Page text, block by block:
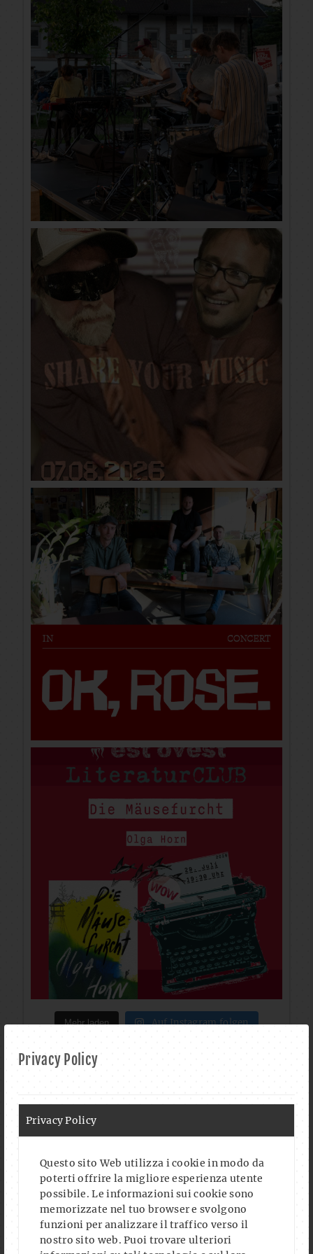
Privacy Policy
Privacy Policy
Questo sito Web utilizza i cookie in modo da
poterti offrire la migliore esperienza utente
possibile. Le informazioni sui cookie sono
memorizzate nel tuo browser e svolgono
funzioni per analizzare il traffico verso il
nostro sito web. Puoi trovare ulteriori
Mehr laden Auf Instagram folgen
CALENDAR